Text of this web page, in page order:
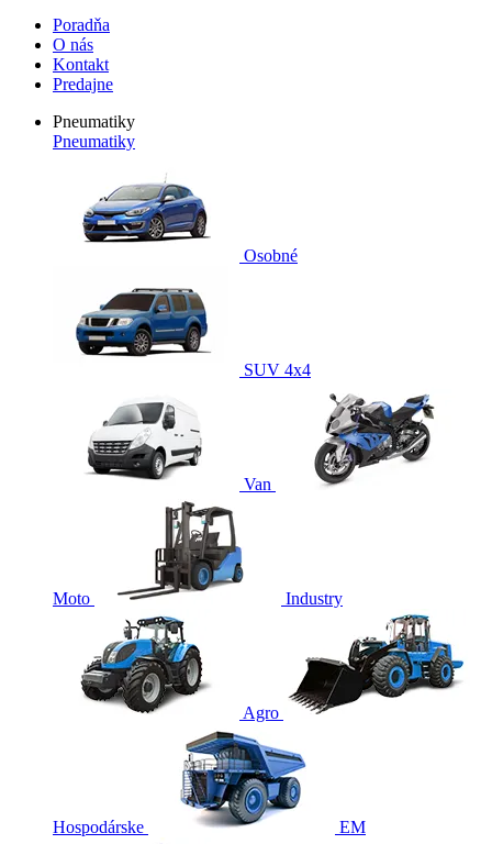
Poradňa
O nás
Kontakt
Predajne
Pneumatiky
Pneumatiky
Osobné
SUV 4x4
Van
Moto Industry
Agro
Hospodárske EM